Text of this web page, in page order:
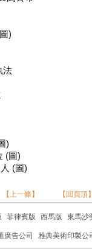
)
法
)
(圖)
(圖)
【上一條】 【回頁頂
菲律賓版 西馬版 東馬沙
廣告公司 雅典美術印製公